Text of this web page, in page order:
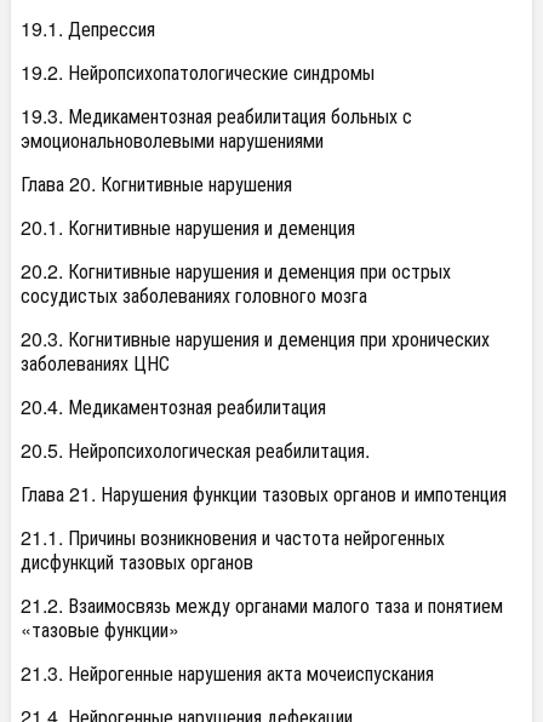
19.1. Депрессия
19.2. Нейропсихопатологические синдромы
19.3. Медикаментозная реабилитация больных с
эмоциональноволевыми нарушениями
Глава 20. Когнитивные нарушения
20.1. Когнитивные нарушения и деменция
20.2. Когнитивные нарушения и деменция при острых
сосудистых заболеваниях головного мозга
20.3. Когнитивные нарушения и деменция при хронических
заболеваниях ЦНС
20.4. Медикаментозная реабилитация
20.5. Нейропсихологическая реабилитация.
Глава 21. Нарушения функции тазовых органов и импотенция
21.1. Причины возникновения и частота нейрогенных
дисфункций тазовых органов
21.2. Взаимосвязь между органами малого таза и понятием
«тазовые функции»
21.3. Нейрогенные нарушения акта мочеиспускания